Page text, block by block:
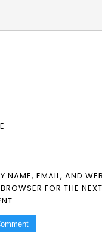
NAME, EMAIL, AND
FOR THE